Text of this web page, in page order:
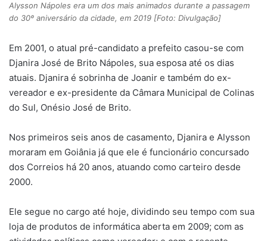
Alysson Nápoles era um dos mais animados durante a passagem
do 30º aniversário da cidade, em 2019 [Foto: Divulgação]
Em 2001, o atual pré-candidato a prefeito casou-se com
Djanira José de Brito Nápoles, sua esposa até os dias
atuais. Djanira é sobrinha de Joanir e também do ex-
vereador e ex-presidente da Câmara Municipal de Colinas
do Sul, Onésio José de Brito.
Nos primeiros seis anos de casamento, Djanira e Alysson
moraram em Goiânia já que ele é funcionário concursado
dos Correios há 20 anos, atuando como carteiro desde
2000.
Ele segue no cargo até hoje, dividindo seu tempo com sua
loja de produtos de informática aberta em 2009; com as